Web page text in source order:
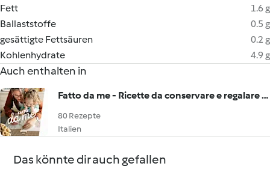
Fett
1.6 g
Ballaststoffe
0.5 g
gesättigte Fettsäuren
0.2 g
Kohlenhydrate
4.9 g
Auch enthalten in
Fatto da me - Ricette da conservare e regalare con Bimby®
80 Rezepte
Italien
Das könnte dir auch gefallen